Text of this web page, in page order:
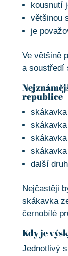
kousnutí
většinou
je
Ve většině
a soustředí
republice
další
Nejčastěji
skákavka
černobílé
Kdy je
Jednotlivý